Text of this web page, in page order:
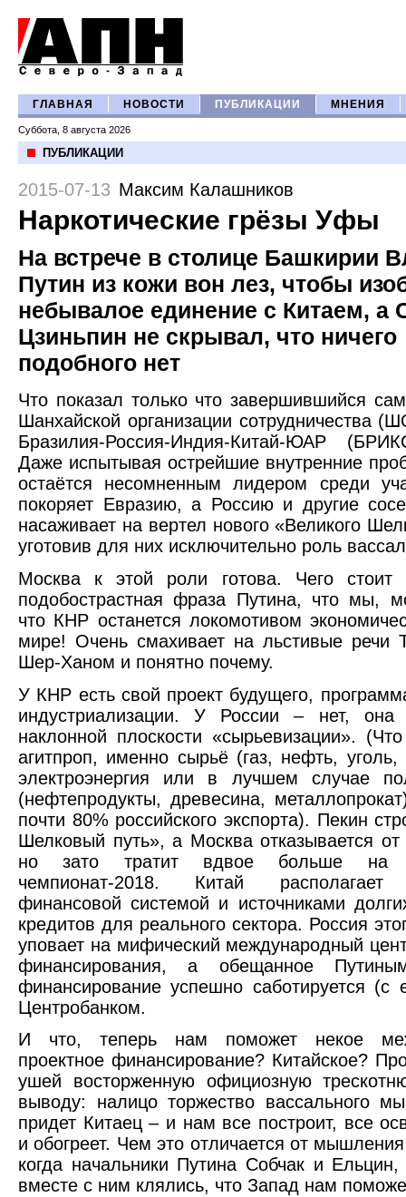
ГЛАВНАЯ НОВОСТИ ПУБЛИКАЦИИ МНЕНИЯ
Суббота, 8 августа 2026
ПУБЛИКАЦИИ
2015-07-13 Максим Калашников
Наркотические грёзы Уфы
На встрече в столице Башкирии
Путин из кожи вон лез, чтобы
небывалое единение с Китаем, а
Цзиньпин не скрывал, что ничего
подобного нет
Что показал только что завершившийся
Шанхайской организации сотрудничества
Бразилия-Россия-Индия-Китай-ЮАР
Даже испытывая острейшие внутренние
остаётся несомненным лидером среди
покоряет Евразию, а Россию и другие
насаживает на вертел нового «Великого
уготовив для них исключительно роль
Москва к этой роли готова. Чего стоит
подобострастная фраза Путина, что мы,
что КНР останется локомотивом
мире! Очень смахивает на льстивые речи
Шер-Ханом и понятно почему.
У КНР есть свой проект будущего,
индустриализации. У России – нет, она
наклонной плоскости «сырьевизации».
агитпроп, именно сырьё (газ, нефть, уголь,
электроэнергия или в лучшем случае
(нефтепродукты, древесина,
почти 80% российского экспорта). Пекин
Шелковый путь», а Москва отказывается от
но зато тратит вдвое больше на
чемпионат-2018. Китай располагает
финансовой системой и источниками
кредитов для реального сектора. Россия
уповает на мифический международный
финансирования, а обещанное
финансирование успешно саботируется (с
Центробанком.
И что, теперь нам поможет некое
проектное финансирование? Китайское?
ушей восторженную официозную
выводу: налицо торжество вассального
придет Китаец – и нам все построит, все
и обогреет. Чем это отличается от
когда начальники Путина Собчак и
вместе с ним клялись, что Запад нам